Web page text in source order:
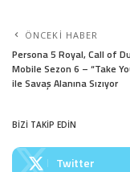
ÖNCEKI HABER
Persona 5 Royal, Call of
Mobile Sezon 6 – “Take
ile Savaş Alanına Sızıyor
BİZİ TAKİP EDİN
Twitter